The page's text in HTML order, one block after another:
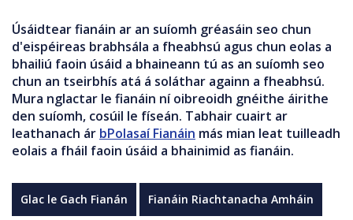
Úsáidtear fianáin ar an suíomh gréasáin seo chun
d'eispéireas brabhsála a fheabhsú agus chun eolas a
bhailiú faoin úsáid a bhaineann tú as an suíomh seo
chun an tseirbhís atá á soláthar againn a fheabhsú.
Mura nglactar le fianáin ní oibreoidh gnéithe áirithe
den suíomh, cosúil le físeán. Tabhair cuairt ar
leathanach ár bPolasaí Fianáin más mian leat tuilleadh
eolais a fháil faoin úsáid a bhainimid as fianáin.
Glac le Gach Fianán Fianáin Riachtanacha Amháin